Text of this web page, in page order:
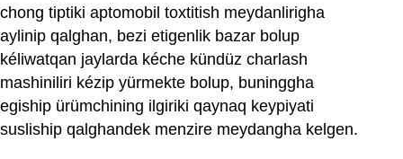
chong tiptiki aptomobil toxtitish meydanlirigha
aylinip qalghan, bezi etigenlik bazar bolup
kéliwatqan jaylarda kéche kündüz charlash
mashiniliri kézip yürmekte bolup, buninggha
egiship ürümchining ilgiriki qaynaq keypiyati
susliship qalghandek menzire meydangha kelgen.